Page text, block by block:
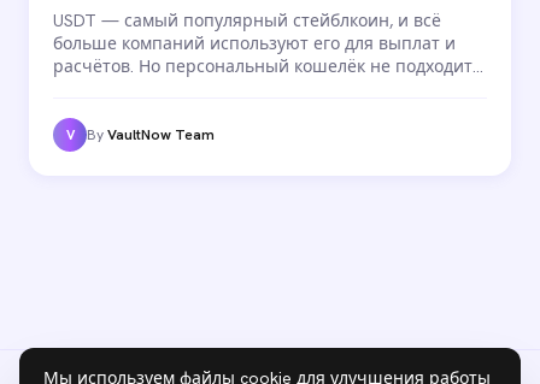
USDT — самый популярный стейблкоин, и всё
больше компаний используют его для выплат и
расчётов. Но персональный кошелёк не подходит
массовые операции, комплаенс.
V ByVaultNow Team
Мы используем файлы cookie для улучшения работы